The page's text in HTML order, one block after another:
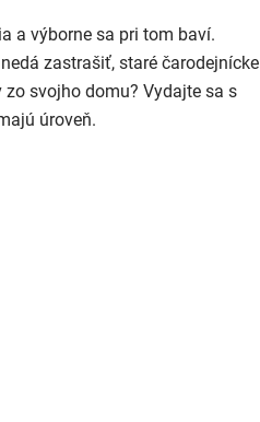
a výborne sa pri tom baví.
zastrašiť, staré čarodejnícke
svojho domu? Vydajte sa s
úroveň.